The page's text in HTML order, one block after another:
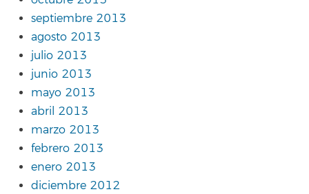
septiembre 2013
agosto 2013
julio 2013
junio 2013
mayo 2013
abril 2013
marzo 2013
febrero 2013
enero 2013
diciembre 2012